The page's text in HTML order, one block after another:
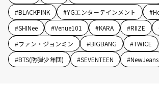
#BLACKPINK #YGエンターテインメント #
#SHINee #Venue101 #KARA #RIIZE
#ファン・ジョンミン #BIGBANG #TWICE
#BTS(防弾少年団) #SEVENTEEN #NewJeans